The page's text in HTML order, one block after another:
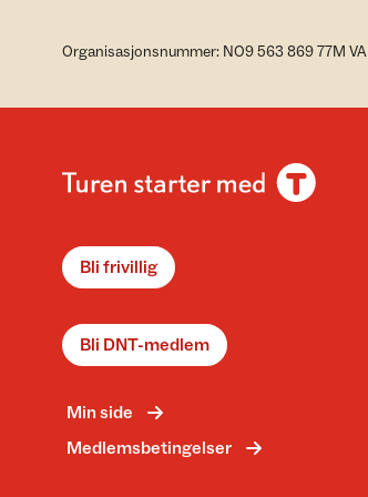
Organisasjonsnummer: NO9 563 869 77M VA
Bli frivillig
Bli DNT-medlem
Min side
Medlemsbetingelser